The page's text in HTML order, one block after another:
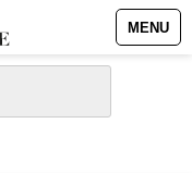
MENU